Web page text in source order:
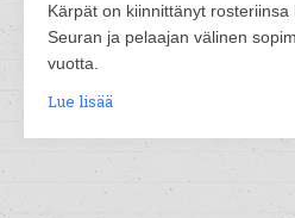
Kärpät on kiinnittänyt rosteriinsa
Seuran ja pelaajan välinen
vuotta.
Lue lisää